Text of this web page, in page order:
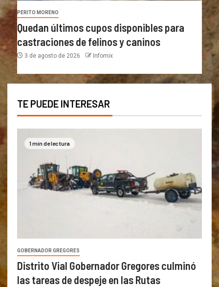
PERITO MORENO
Quedan últimos cupos disponibles para
castraciones de felinos y caninos
3 de agosto de 2026 Infomix
TE PUEDE INTERESAR
1 min de lectura
GOBERNADOR GREGORES
Distrito Vial Gobernador Gregores culminó
las tareas de despeje en las Rutas